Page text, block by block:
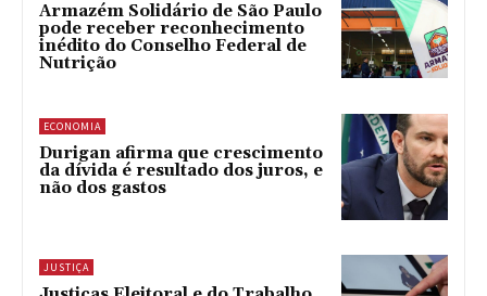
Armazém Solidário de São Paulo
pode receber reconhecimento
inédito do Conselho Federal de
Nutrição
ECONOMIA
Durigan afirma que crescimento
da dívida é resultado dos juros, e
não dos gastos
JUSTIÇA